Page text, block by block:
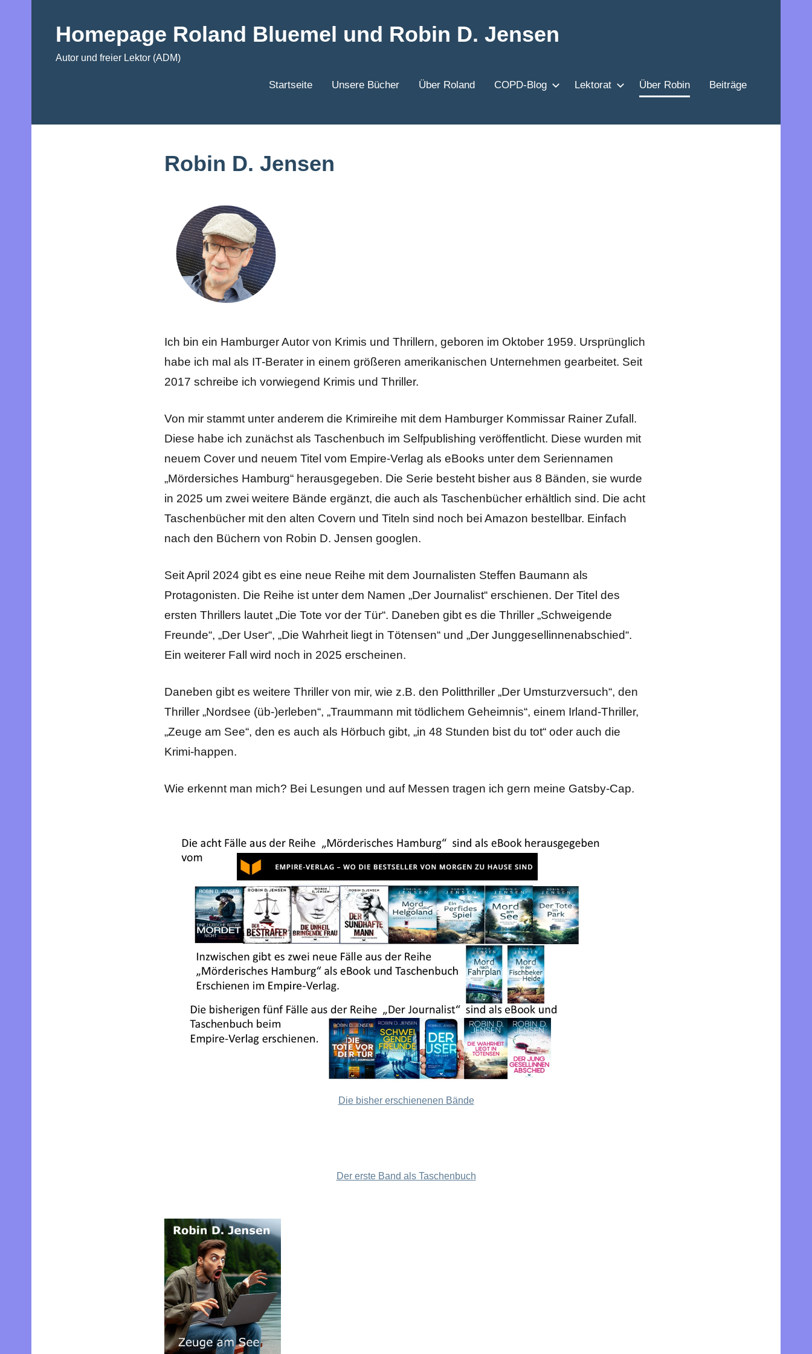
springenHomepage Roland Bluemel und Robin D. Jensen
Autor und freier Lektor (ADM)
Startseite Unsere Bücher Über Roland COPD-Blog Lektorat Über Robin Beiträge
Robin D. Jensen
Ich bin ein Hamburger Autor von Krimis und Thrillern, geboren im Oktober 1959. Ursprünglich
habe ich mal als IT-Berater in einem größeren amerikanischen Unternehmen gearbeitet. Seit
2017 schreibe ich vorwiegend Krimis und Thriller.
Von mir stammt unter anderem die Krimireihe mit dem Hamburger Kommissar Rainer Zufall.
Diese habe ich zunächst als Taschenbuch im Selfpublishing veröffentlicht. Diese wurden mit
neuem Cover und neuem Titel vom Empire-Verlag als eBooks unter dem Seriennamen
„Mördersiches Hamburg“ herausgegeben. Die Serie besteht bisher aus 8 Bänden, sie wurde
in 2025 um zwei weitere Bände ergänzt, die auch als Taschenbücher erhältlich sind. Die acht
Taschenbücher mit den alten Covern und Titeln sind noch bei Amazon bestellbar. Einfach
nach den Büchern von Robin D. Jensen googlen.
Seit April 2024 gibt es eine neue Reihe mit dem Journalisten Steffen Baumann als
Protagonisten. Die Reihe ist unter dem Namen „Der Journalist“ erschienen. Der Titel des
ersten Thrillers lautet „Die Tote vor der Tür“. Daneben gibt es die Thriller „Schweigende
Freunde“, „Der User“, „Die Wahrheit liegt in Tötensen“ und „Der Junggesellinnenabschied“.
Ein weiterer Fall wird noch in 2025 erscheinen.
Daneben gibt es weitere Thriller von mir, wie z.B. den Politthriller „Der Umsturzversuch“, den
Thriller „Nordsee (üb-)erleben“, „Traummann mit tödlichem Geheimnis“, einem Irland-Thriller,
„Zeuge am See“, den es auch als Hörbuch gibt, „in 48 Stunden bist du tot“ oder auch die
Krimi-happen.
Wie erkennt man mich? Bei Lesungen und auf Messen tragen ich gern meine Gatsby-Cap.
Die bisher erschienenen Bände
Der erste Band als Taschenbuch